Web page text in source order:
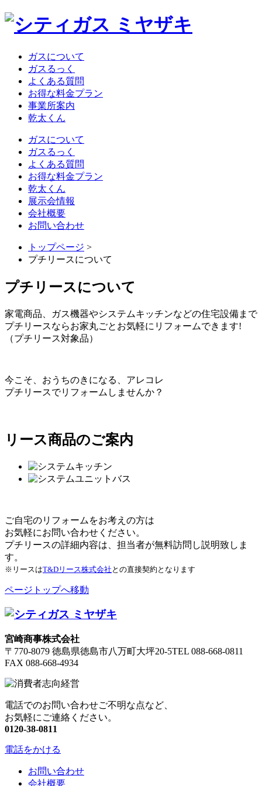
ガスについて
ガスるっく
よくある質問
お得な料金プラン
事業所案内
乾太くん
ガスについて
ガスるっく
よくある質問
お得な料金プラン
乾太くん
展示会情報
会社概要
お問い合わせ
トップページ >
プチリースについて
プチリースについて
家電商品、ガス機器やシステムキッチンなどの住宅設備まで
プチリースならお家丸ごとお気軽にリフォームできます!
（プチリース対象品）
今こそ、おうちのきになる、アレコレ
プチリースでリフォームしませんか？
リース商品のご案内
ご自宅のリフォームをお考えの方は
お気軽にお問い合わせください。
プチリースの詳細内容は、担当者が無料訪問し説明致しま
す。
※リースはT&Dリース株式会社 との直接契約となります
ページトップへ移動
宮崎商事株式会社
〒770-8079 徳島県徳島市八万町大坪20-5TEL 088-668-0811
FAX 088-668-4934
電話でのお問い合わせご不明な点など、
お気軽にご連絡ください。
0120-38-0811
電話をかける
お問い合わせ
会社概要